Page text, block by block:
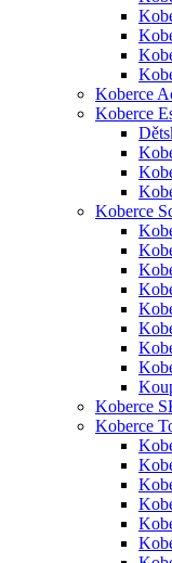
Koberce
Koberce
Koberce
Koberce
Koberce